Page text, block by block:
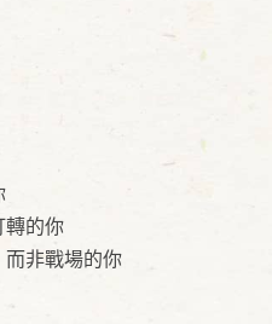
轉的你
而非戰場的你